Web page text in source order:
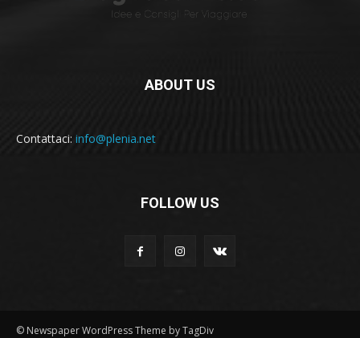
ABOUT US
Contattaci: info@plenia.net
FOLLOW US
© Newspaper WordPress Theme by TagDiv